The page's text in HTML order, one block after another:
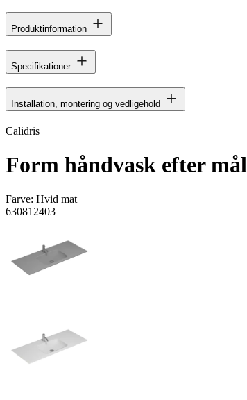
Produktinformation
Specifikationer
Installation, montering og vedligehold
Calidris
Form håndvask efter mål
Farve: Hvid mat
630812403